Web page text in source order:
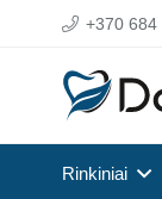
+370 684
Rinkiniai